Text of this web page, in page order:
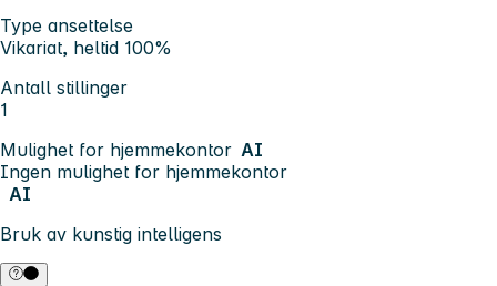
Type ansettelse
Vikariat, heltid 100%
Antall stillinger
1
Mulighet for hjemmekontor AI
Ingen mulighet for hjemmekontor
AI
Bruk av kunstig intelligens